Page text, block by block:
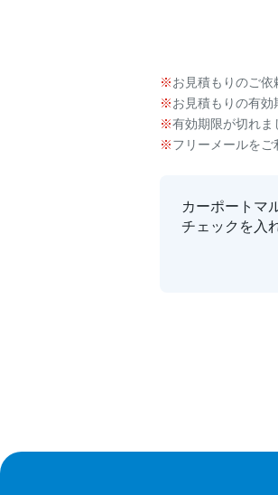
お見積もりのご依
お見積もりの有効
有効期限が切れま
フリーメールをご
カーポートマ
チェックを入